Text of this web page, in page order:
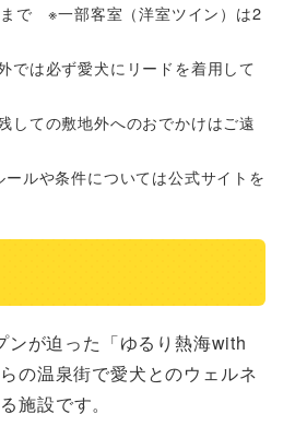
まで ※一部客室（洋室ツイン）は2
では必ず愛犬にリードを着用して
しての敷地外へのおでかけはご遠
ルや条件については公式サイトを
が迫った「ゆるり熱海with
の温泉街で愛犬とのウェルネ
施設です。